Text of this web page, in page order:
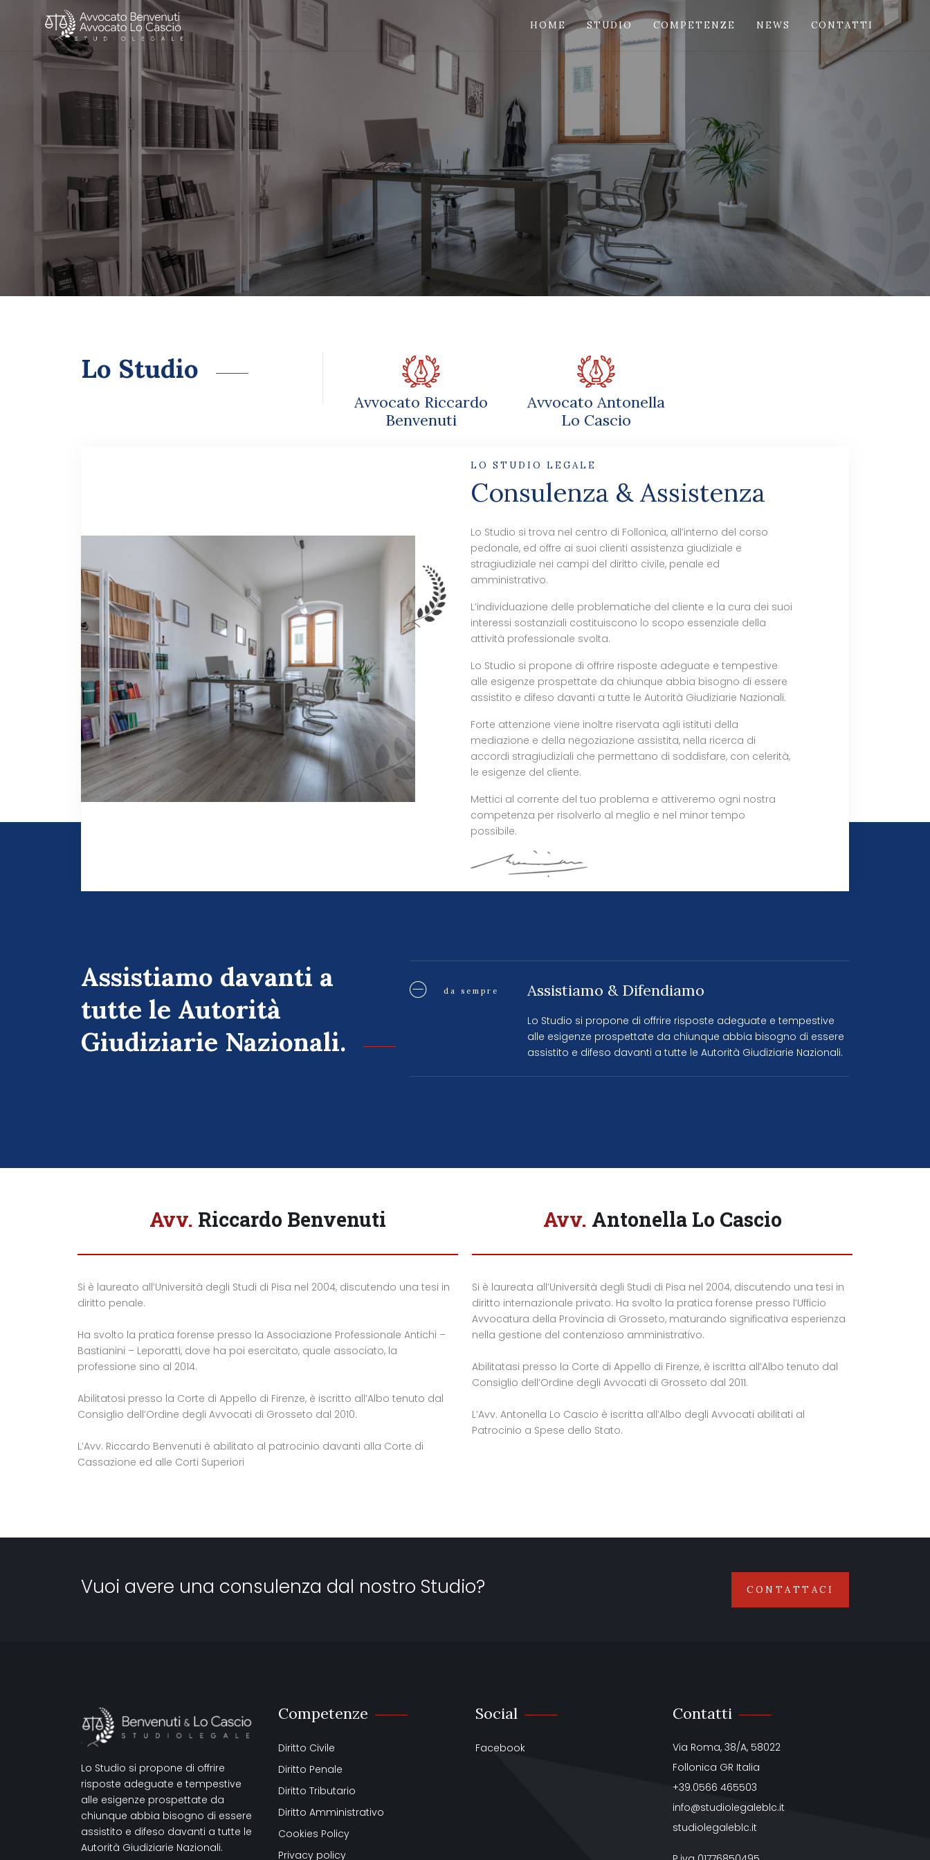
HOME STUDIO COMPETENZE NEWS CONTATTI
Lo Studio
Avvocato Riccardo
Benvenuti
Avvocato Antonella
Lo Cascio
LO STUDIO LEGALE
Consulenza & Assistenza
Lo Studio si trova nel centro di Follonica, all’interno del corso
pedonale, ed offre ai suoi clienti assistenza giudiziale e
stragiudiziale nei campi del diritto civile, penale ed
amministrativo.
L’individuazione delle problematiche del cliente e la cura dei suoi
interessi sostanziali costituiscono lo scopo essenziale della
attività professionale svolta.
Lo Studio si propone di offrire risposte adeguate e tempestive
alle esigenze prospettate da chiunque abbia bisogno di essere
assistito e difeso davanti a tutte le Autorità Giudiziarie Nazionali.
Forte attenzione viene inoltre riservata agli istituti della
mediazione e della negoziazione assistita, nella ricerca di
accordi stragiudiziali che permettano di soddisfare, con celerità,
le esigenze del cliente.
Mettici al corrente del tuo problema e attiveremo ogni nostra
competenza per risolverlo al meglio e nel minor tempo
possibile.
Assistiamo davanti a
tutte le Autorità
Giudiziarie Nazionali.
da sempre Assistiamo & Difendiamo
Lo Studio si propone di offrire risposte adeguate e tempestive
alle esigenze prospettate da chiunque abbia bisogno di essere
assistito e difeso davanti a tutte le Autorità Giudiziarie Nazionali.
Avv. Riccardo Benvenuti
Si è laureato all’Università degli Studi di Pisa nel 2004, discutendo una tesi in
diritto penale.
Ha svolto la pratica forense presso la Associazione Professionale Antichi –
Bastianini – Leporatti, dove ha poi esercitato, quale associato, la
professione sino al 2014.
Abilitatosi presso la Corte di Appello di Firenze, è iscritto all’Albo tenuto dal
Consiglio dell’Ordine degli Avvocati di Grosseto dal 2010.
L’Avv. Riccardo Benvenuti è abilitato al patrocinio davanti alla Corte di
Cassazione ed alle Corti Superiori
Avv. Antonella Lo Cascio
Si è laureata all’Università degli Studi di Pisa nel 2004, discutendo una tesi in
diritto internazionale privato. Ha svolto la pratica forense presso l’Ufficio
Avvocatura della Provincia di Grosseto, maturando significativa esperienza
nella gestione del contenzioso amministrativo.
Abilitatasi presso la Corte di Appello di Firenze, è iscritta all’Albo tenuto dal
Consiglio dell’Ordine degli Avvocati di Grosseto dal 2011.
L’Avv. Antonella Lo Cascio è iscritta all’Albo degli Avvocati abilitati al
Patrocinio a Spese dello Stato.
Vuoi avere una consulenza dal nostro Studio? CONTATTACI
Lo Studio si propone di offrire
risposte adeguate e tempestive
alle esigenze prospettate da
chiunque abbia bisogno di essere
assistito e difeso davanti a tutte le
Autorità Giudiziarie Nazionali.
Competenze
Diritto Civile
Diritto Penale
Diritto Tributario
Diritto Amministrativo
Cookies Policy
Privacy policy
Social
Facebook
Contatti
Via Roma, 38/A, 58022
Follonica GR Italia
+39.0566 465503
info@studiolegaleblc.it
studiolegaleblc.it